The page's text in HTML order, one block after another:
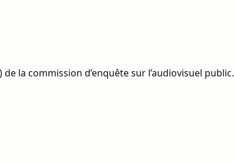
la commission d’enquête sur l’audiovisuel public.